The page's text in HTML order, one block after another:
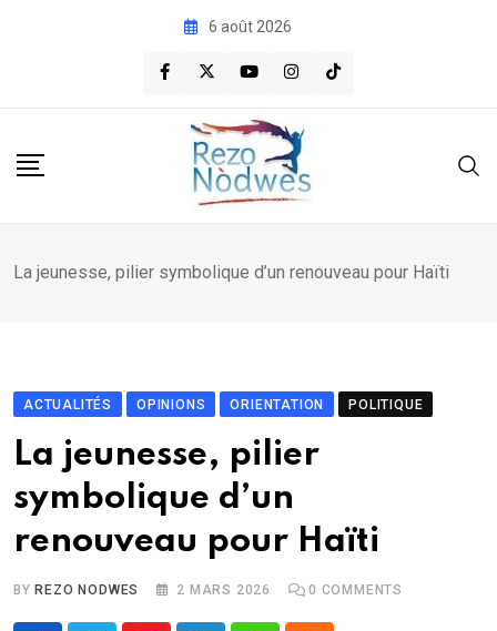
6 août 2026
La jeunesse, pilier symbolique d’un renouveau pour Haïti
ACTUALITÉS OPINIONS ORIENTATION POLITIQUE
La jeunesse, pilier
symbolique d’un
renouveau pour Haïti
BY REZO NODWES 2 MARS 2026 0 COMMENTS